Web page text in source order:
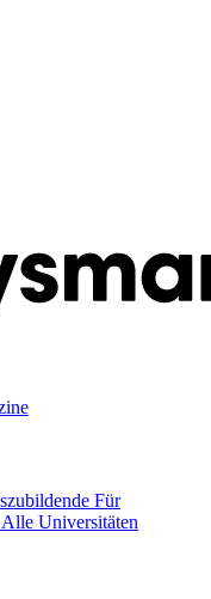
Für
Alle Universitäten